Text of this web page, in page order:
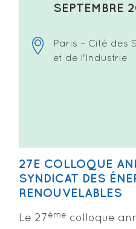
SEPTEMBRE
Paris – Cité des
et de l'Industrie
27E COLLOQUE
SYNDICAT DES
RENOUVELABLES
Le 27 ème colloque